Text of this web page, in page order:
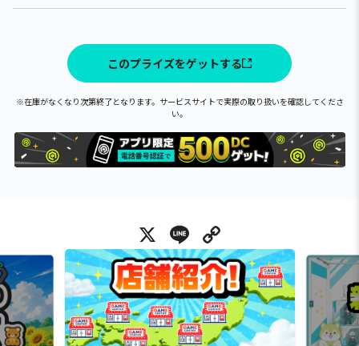
このプライズをゲットする
※在庫がなくなり次第終了となります。サービスサイトで実際の取り扱いを確認してくださ
い。
X Line